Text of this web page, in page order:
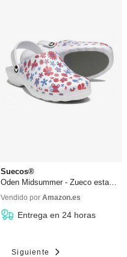
Suecos®
Oden Midsummer - Zueco estampado
35,99 €
Vendido por Amazon.es
Entrega en 24 horas
Siguiente